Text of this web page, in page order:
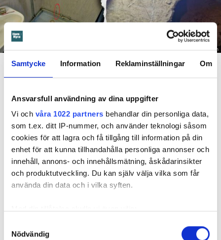
Samtycke Information Reklaminställningar Om
Ansvarsfull användning av dina uppgifter
Vi och våra 1022 partners behandlar din personliga data,
som t.ex. ditt IP-nummer, och använder teknologi såsom
cookies för att lagra och få tillgång till information på din
enhet för att kunna tillhandahålla personliga annonser och
innehåll, annons- och innehållsmätning, åskådarinsikter
och produktutveckling. Du kan själv välja vilka som får
använda din data och i vilka syften.
som kan ha en noggrannhet på upp till flera meter
Nödvändig
Foto: Hyresnämnden
En inspektion visade att vatten under en längre tid läckt in genom sprickor i väggen (de
röda markeringarna) och orsakat rötskador i syllen.
Hyresgästen har bott i lägenheten i skånska Båstad sedan
1995 men måste nu flytta sedan hans kontrakt prövats både
i hyresnämnden och i hovrätten.
Skada upptäcktes av hantverkare
Det var när hyresvärdens hantverkare skulle byta ett
badrummet. Då upptäcktes att vatten läckt från den trasiga